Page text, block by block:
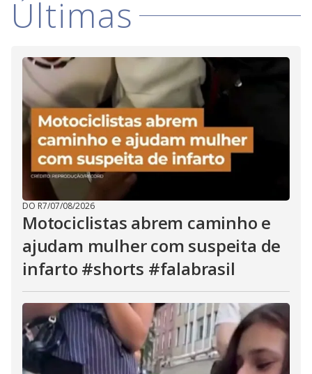
i
d
e
o
Últimas
DO R7/07/08/2026
Motociclistas abrem caminho e
ajudam mulher com suspeita de
infarto #shorts #falabrasil